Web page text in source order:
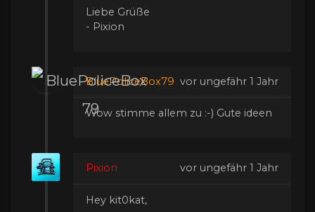
Liebe Grüße
- Pixion
BluePoliceBox79 vor ungefähr 1 Jahr
Wow stimme allem zu :-) Gute ideen
Pixion vor ungefähr 1 Jahr
Hey kit0kat,